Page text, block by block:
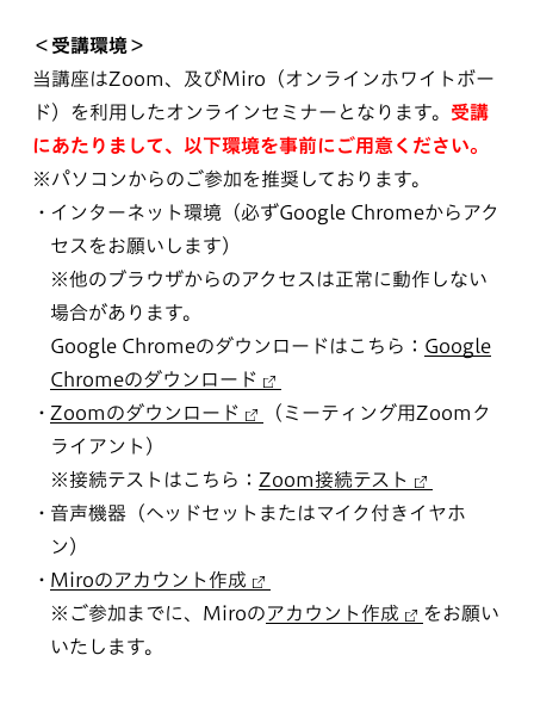
＜受講環境＞
当講座はZoom、及びMiro（オンラインホワイトボー
ド）を利用したオンラインセミナーとなります。 受講
にあたりまして、以下環境を事前にご用意ください。
※パソコンからのご参加を推奨しております。
インターネット環境（必ずGoogle Chromeからアク
セスをお願いします）
※他のブラウザからのアクセスは正常に動作しない
場合があります。
Google Chromeのダウンロードはこちら： Google
Chromeのダウンロード
Zoomのダウンロード
（ミーティング用Zoomク
ライアント）
※接続テストはこちら： Zoom接続テスト
音声機器（ヘッドセットまたはマイク付きイヤホ
ン）
Miroのアカウント作成
※ご参加までに、Miroのアカウント作成
をお願い
いたします。